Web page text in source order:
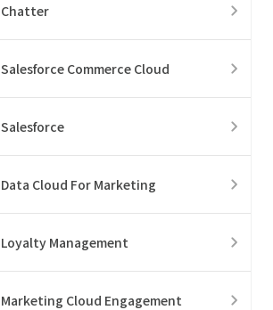
Chatter
Salesforce Commerce Cloud
Salesforce
Data Cloud For Marketing
Loyalty Management
Marketing Cloud Engagement